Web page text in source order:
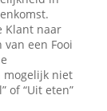
Klant naar
een Fooi
mogelijk niet
of “Uit eten”